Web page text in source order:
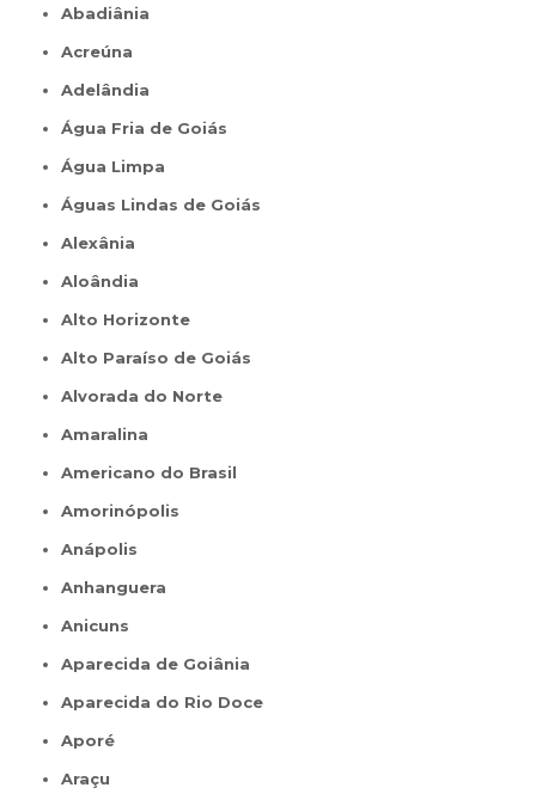
Abadiânia
Acreúna
Adelândia
Água Fria de Goiás
Água Limpa
Águas Lindas de Goiás
Alexânia
Aloândia
Alto Horizonte
Alto Paraíso de Goiás
Alvorada do Norte
Amaralina
Americano do Brasil
Amorinópolis
Anápolis
Anhanguera
Anicuns
Aparecida de Goiânia
Aparecida do Rio Doce
Aporé
Araçu